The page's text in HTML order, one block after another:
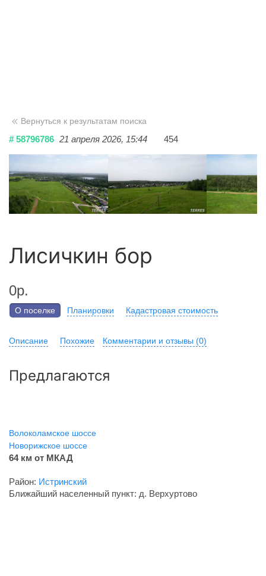
Вернуться к результатам поиска
# 58796786 21 апреля 2026, 15:44 454
Лисичкин бор
0р.
О поселке Планировки Кадастровая стоимость
Описание Похожие Комментарии и отзывы (0)
Предлагаются
Волоколамское шоссе
Новорижское шоссе
64 км от МКАД
Район: Истринский
Ближайший населенный пункт: д. Верхуртово